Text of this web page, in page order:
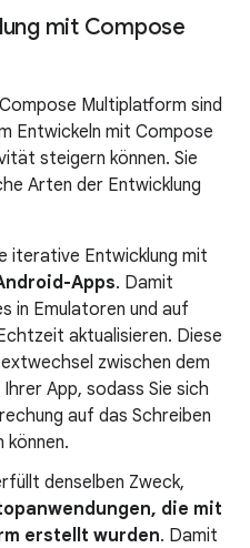
mit Compose
Multiplatform sind
Entwickeln mit Compose
steigern können. Sie
Arten der Entwicklung
iterative Entwicklung mit
Apps. Damit
in Emulatoren und auf
aktualisieren. Diese
zwischen dem
App, sodass Sie sich
auf das Schreiben
können.
denselben Zweck,
die mit
erstellt wurden. Damit